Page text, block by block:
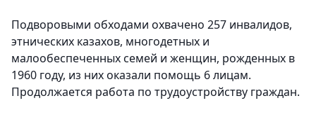
Подворовыми обходами охвачено 257 инвалидов,
этнических казахов, многодетных и
малообеспеченных семей и женщин, рожденных в
1960 году, из них оказали помощь 6 лицам.
Продолжается работа по трудоустройству граждан.